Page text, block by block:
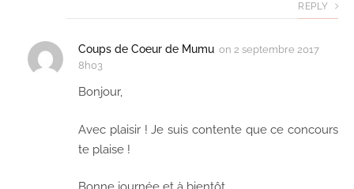
REPLY
Coups de Coeur de Mumu on 2 septembre 2017
8h03
Bonjour,
Avec plaisir ! Je suis contente que ce concours
te plaise !